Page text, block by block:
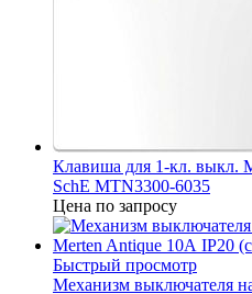
Клавиша для 1-кл. выкл.
SchE MTN3300-6035
Цена по запросу
Быстрый просмотр
Механизм выключателя